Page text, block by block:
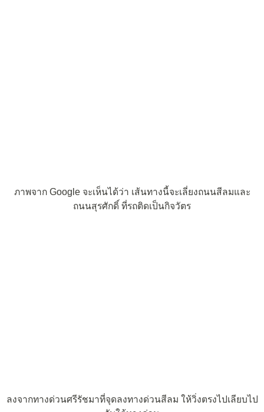
ภาพจาก Google จะเห็นได้ว่า เส้นทางนี้จะเลี่ยงถนนสีลมและ
ถนนสุรศักดิ์ ที่รถติดเป็นกิจวัตร
ลงจากทางด่วนศรีรัชมาที่จุดลงทางด่วนสีลม ให้วิ่งตรงไปเลียบไป